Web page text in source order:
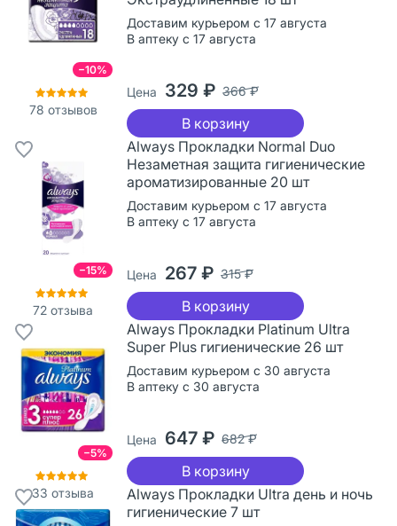
−10%
78 отзывов
Доставим курьером с 17 августа
В аптеку с 17 августа
Цена 329 ₽ 366 ₽
В корзину
−15%
72 отзыва
Always Прокладки Normal Duo
Незаметная защита гигиенические
ароматизированные 20 шт
Доставим курьером с 17 августа
В аптеку с 17 августа
Цена 267 ₽ 315 ₽
В корзину
−5%
33 отзыва
Always Прокладки Platinum Ultra
Super Plus гигиенические 26 шт
Доставим курьером с 30 августа
В аптеку с 30 августа
Цена 647 ₽ 682 ₽
В корзину
Always Прокладки Ultra день и ночь
гигиенические 7 шт